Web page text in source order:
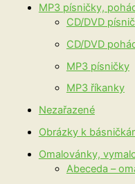
MP3 písničky,
CD/DVD
CD/DVD
MP3 písničky
MP3 říkanky
Nezařazené
Obrázky k
Omalovánky,
Abeceda –